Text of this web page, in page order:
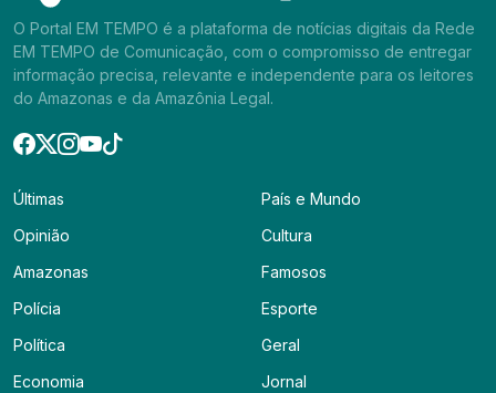
O Portal EM TEMPO é a plataforma de notícias digitais da Rede
EM TEMPO de Comunicação, com o compromisso de entregar
informação precisa, relevante e independente para os leitores
do Amazonas e da Amazônia Legal.
Últimas
Opinião
Amazonas
Polícia
Política
Economia
País e Mundo
Cultura
Famosos
Esporte
Geral
Jornal